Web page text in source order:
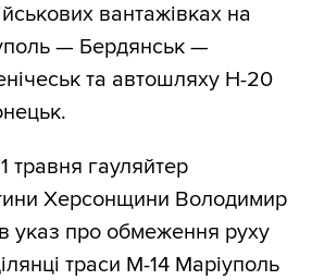
вантажівках на
— Бердянськ —
та автошляху Н-20
травня гауляйтер
Херсонщини Володимир
указ про обмеження руху
траси М-14 Маріуполь